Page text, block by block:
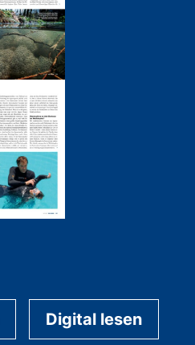
Digital lesen